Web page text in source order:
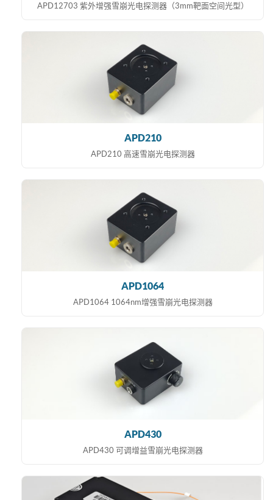
APD12703 紫外增强雪崩光电探测器（3mm靶面空间光型）
APD210
APD210 高速雪崩光电探测器
APD1064
APD1064 1064nm增强雪崩光电探测器
APD430
APD430 可调增益雪崩光电探测器